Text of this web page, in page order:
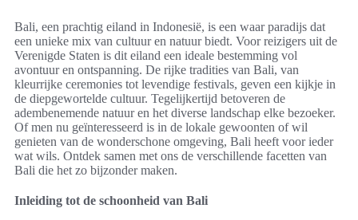
Bali, een prachtig eiland in Indonesië, is een waar paradijs dat
een unieke mix van cultuur en natuur biedt. Voor reizigers uit de
Verenigde Staten is dit eiland een ideale bestemming vol
avontuur en ontspanning. De rijke tradities van Bali, van
kleurrijke ceremonies tot levendige festivals, geven een kijkje in
de diepgewortelde cultuur. Tegelijkertijd betoveren de
adembenemende natuur en het diverse landschap elke bezoeker.
Of men nu geïnteresseerd is in de lokale gewoonten of wil
genieten van de wonderschone omgeving, Bali heeft voor ieder
wat wils. Ontdek samen met ons de verschillende facetten van
Bali die het zo bijzonder maken.
Inleiding tot de schoonheid van Bali